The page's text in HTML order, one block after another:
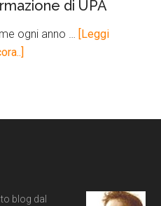
di UPA
ogni anno …
[Leggi
blog dal